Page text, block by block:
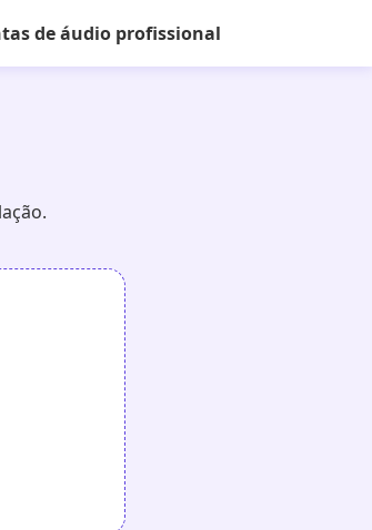
de áudio profissional